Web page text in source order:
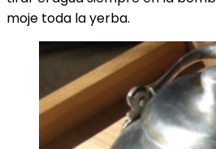
moje toda la yerba.